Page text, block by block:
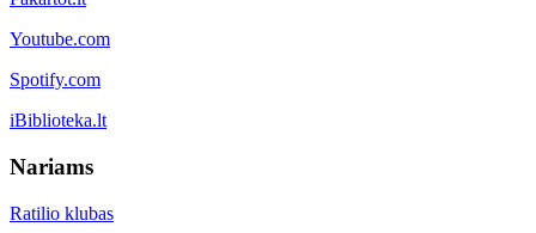
Youtube.com
Spotify.com
iBiblioteka.lt
Nariams
Ratilio klubas